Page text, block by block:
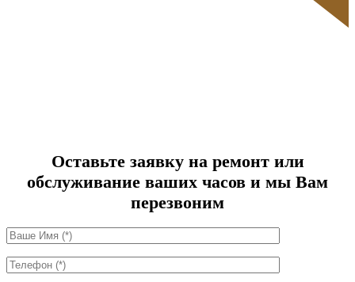
Оставьте заявку на ремонт или
обслуживание ваших часов и мы Вам
перезвоним